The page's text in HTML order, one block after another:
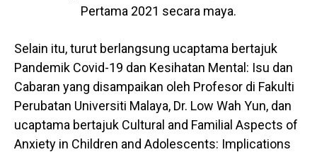
Pertama 2021 secara maya.
Selain itu, turut berlangsung ucaptama bertajuk
Pandemik Covid-19 dan Kesihatan Mental: Isu dan
Cabaran yang disampaikan oleh Profesor di Fakulti
Perubatan Universiti Malaya, Dr. Low Wah Yun, dan
ucaptama bertajuk Cultural and Familial Aspects of
Anxiety in Children and Adolescents: Implications